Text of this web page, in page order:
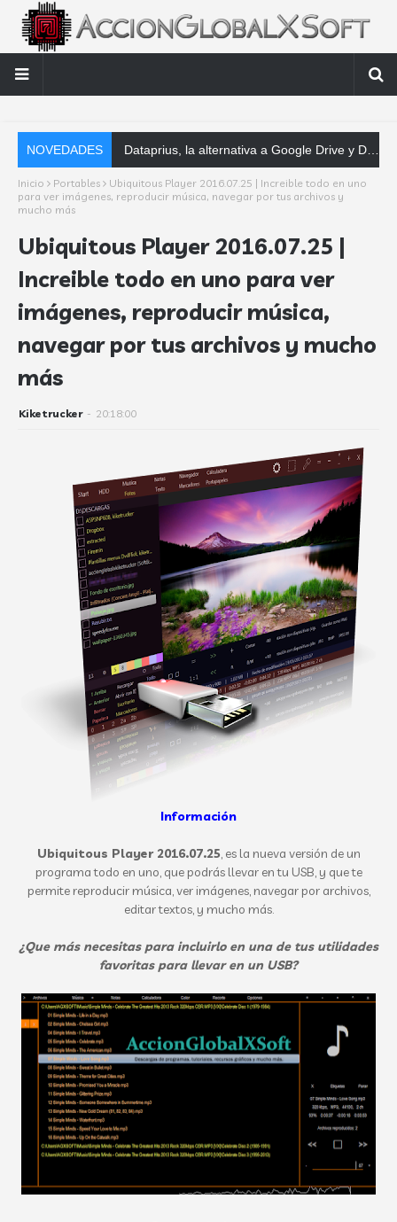
NOVEDADES Dataprius, la alternativa a Google Drive y Dropbox que las empresas deberían conocer
Inicio Portables
Ubiquitous Player 2016.07.25 | Increible todo en uno
para ver imágenes, reproducir música, navegar por tus archivos y
mucho más
Ubiquitous Player 2016.07.25 |
Increible todo en uno para ver
imágenes, reproducir música,
navegar por tus archivos y mucho
más
Kiketrucker - 20:18:00
Información
Ubiquitous Player 2016.07.25, es la nueva versión de un
programa todo en uno, que podrás llevar en tu USB, y que te
permite reproducir música, ver imágenes, navegar por archivos,
editar textos, y mucho más.
¿Que más necesitas para incluirlo en una de tus utilidades
favoritas para llevar en un USB?